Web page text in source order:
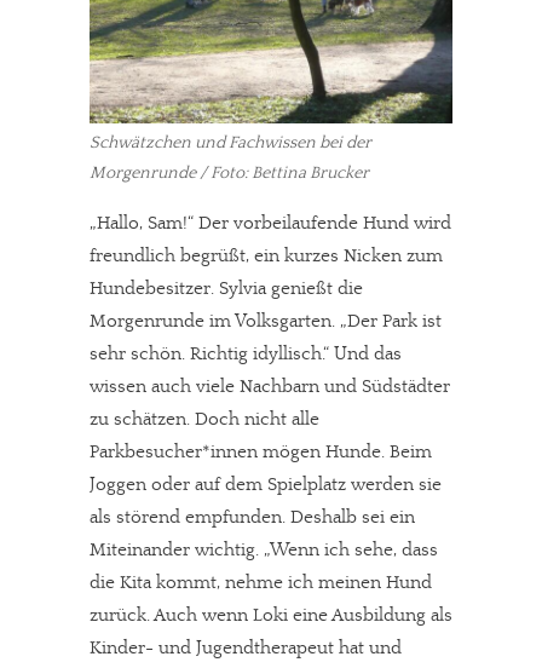
Schwätzchen und Fachwissen bei der
Morgenrunde / Foto: Bettina Brucker
„Hallo, Sam!“ Der vorbeilaufende Hund wird
freundlich begrüßt, ein kurzes Nicken zum
Hundebesitzer. Sylvia genießt die
Morgenrunde im Volksgarten. „Der Park ist
sehr schön. Richtig idyllisch.“ Und das
wissen auch viele Nachbarn und Südstädter
zu schätzen. Doch nicht alle
Parkbesucher*innen mögen Hunde. Beim
Joggen oder auf dem Spielplatz werden sie
als störend empfunden. Deshalb sei ein
Miteinander wichtig. „Wenn ich sehe, dass
die Kita kommt, nehme ich meinen Hund
zurück. Auch wenn Loki eine Ausbildung als
Kinder- und Jugendtherapeut hat und